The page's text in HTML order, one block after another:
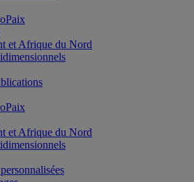
et Afrique du Nord
et Afrique du Nord